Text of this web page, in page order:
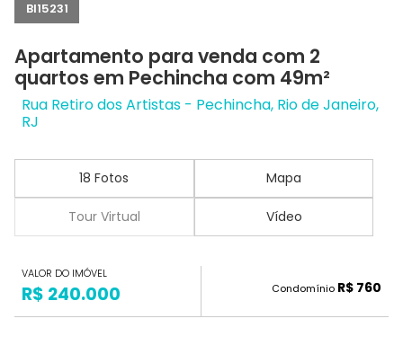
BI15231
Apartamento para venda com 2
quartos em Pechincha com 49m²
Rua Retiro dos Artistas - Pechincha, Rio de Janeiro,
RJ
18 Fotos Mapa
Tour Virtual Vídeo
VALOR DO IMÓVEL
R$ 240.000 Condomínio R$ 760